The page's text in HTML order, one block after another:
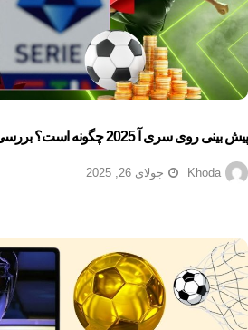
پیش بینی روی سری آ 2025 چگونه است؟ بررسی دقیق این لیگ
Khoda جولای 26, 2025